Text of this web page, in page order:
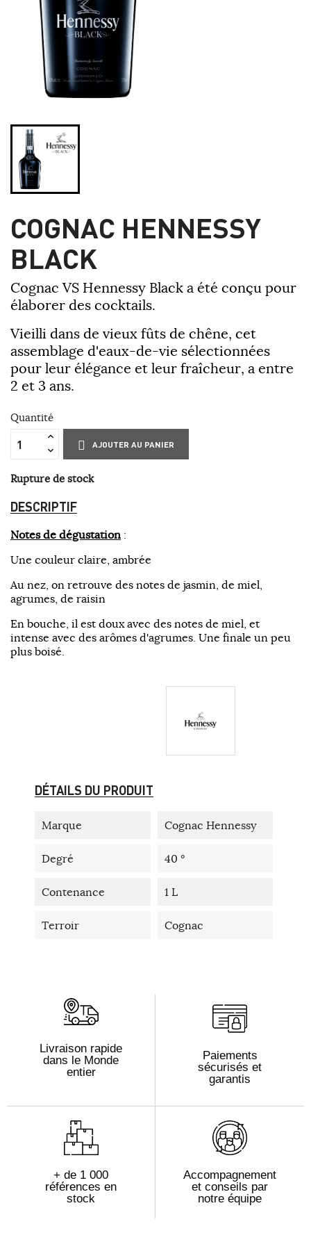
COGNAC HENNESSY
BLACK
Cognac VS Hennessy Black a été conçu pour
élaborer des cocktails.
Vieilli dans de vieux fûts de chêne, cet
assemblage d'eaux-de-vie sélectionnées
pour leur élégance et leur fraîcheur, a entre
2 et 3 ans.
Quantité
AJOUTER AU PANIER
Rupture de stock
DESCRIPTIF
Notes de dégustation :
Une couleur claire, ambrée
Au nez, on retrouve des notes de jasmin, de miel,
agrumes, de raisin
En bouche, il est doux avec des notes de miel, et
intense avec des arômes d'agrumes. Une finale un peu
plus boisé.
DÉTAILS DU PRODUIT
Marque Cognac Hennessy
Degré 40 °
Contenance 1 L
Terroir Cognac
Livraison rapide
dans le Monde
entier
Paiements
sécurisés et
garantis
+ de 1 000
références en
stock
Accompagnement
et conseils par
notre équipe